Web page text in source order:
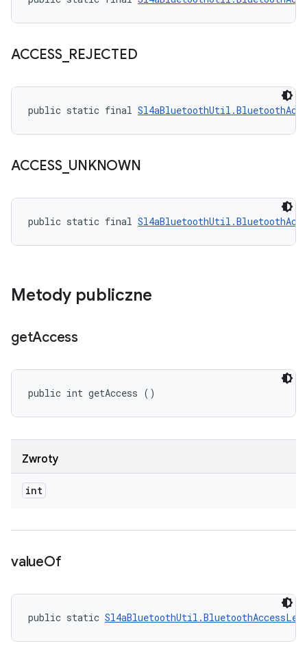
ACCESS_ REJECTED
public static final
ACCESS_ UNKNOWN
public static final
Metody publiczne
getAccess
public int getAccess ()
Zwroty
int
valueOf
public static